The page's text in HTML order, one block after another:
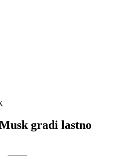
gradi lastno